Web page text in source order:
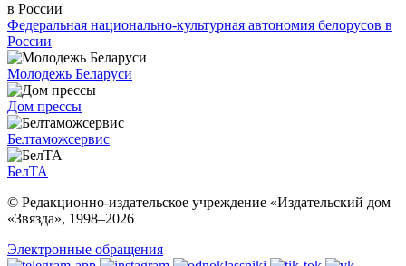
Федеральная национально-культурная автономия белорусов в
России
Молодежь Беларуси
Дом прессы
Белтаможсервис
БелТА
© Редакционно-издательское учреждение «Издательский дом
«Звязда», 1998–2026
Электронные обращения